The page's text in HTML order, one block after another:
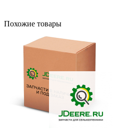
Похожие товары